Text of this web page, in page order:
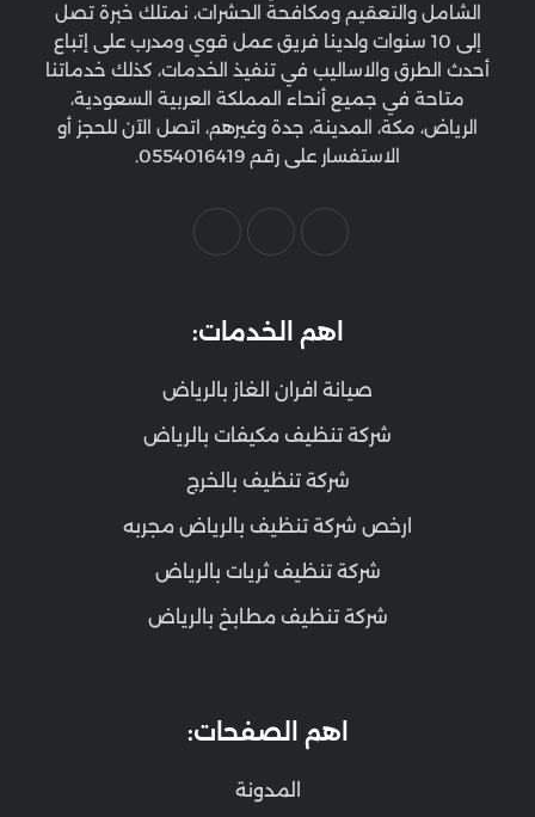
الشامل والتعقيم ومكافحة الحشرات، نمتلك خبرة تصل
إلى 10 سنوات ولدينا فريق عمل قوي ومدرب على إتباع
أحدث الطرق والاساليب في تنفيذ الخدمات، كذلك خدماتنا
متاحة في جميع أنحاء المملكة العربية السعودية،
الرياض، مكة، المدينة، جدة وغيرهم، اتصل الآن للحجز أو
الاستفسار على رقم 0554016419.
اهم الخدمات:
صيانة افران الغاز بالرياض
شركة تنظيف مكيفات بالرياض
شركة تنظيف بالخرج
ارخص شركة تنظيف بالرياض مجربه
شركة تنظيف ثريات بالرياض
شركة تنظيف مطابخ بالرياض
اهم الصفحات:
المدونة